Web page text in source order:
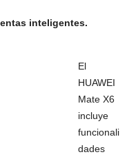
inteligentes.
El
HUAWEI
Mate X6
incluye
funcionali
dades